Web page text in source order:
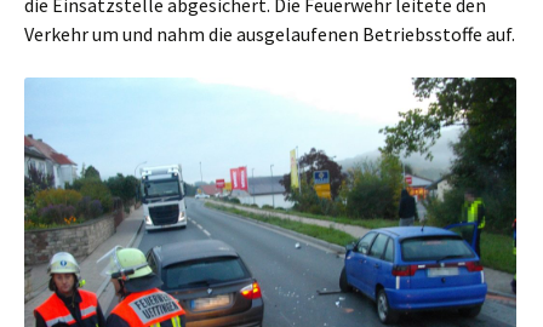
die Einsatzstelle abgesichert. Die Feuerwehr leitete den
Verkehr um und nahm die ausgelaufenen Betriebsstoffe auf.